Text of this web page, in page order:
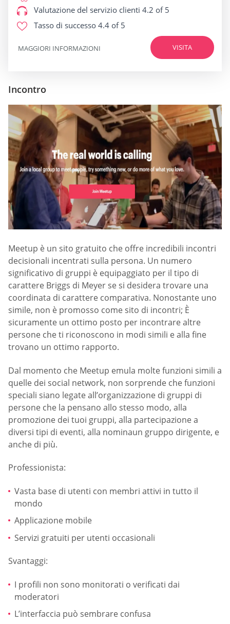
Valutazione del servizio clienti 4.2 of 5
Tasso di successo 4.4 of 5
VISITA
MAGGIORI INFORMAZIONI
Incontro
Meetup è un sito gratuito che offre incredibili incontri
decisionali incentrati sulla persona. Un numero
significativo di gruppi è equipaggiato per il tipo di
carattere Briggs di Meyer se si desidera trovare una
coordinata di carattere comparativa. Nonostante uno
simile, non è promosso come sito di incontri; È
sicuramente un ottimo posto per incontrare altre
persone che ti riconoscono in modi simili e alla fine
trovano un ottimo rapporto.
Dal momento che Meetup emula molte funzioni simili a
quelle dei social network, non sorprende che funzioni
speciali siano legate all’organizzazione di gruppi di
persone che la pensano allo stesso modo, alla
promozione dei tuoi gruppi, alla partecipazione a
diversi tipi di eventi, alla nominaun gruppo dirigente, e
anche di più.
Professionista:
Vasta base di utenti con membri attivi in ​​tutto il
mondo
Applicazione mobile
Servizi gratuiti per utenti occasionali
Svantaggi:
I profili non sono monitorati o verificati dai
moderatori
L’interfaccia può sembrare confusa